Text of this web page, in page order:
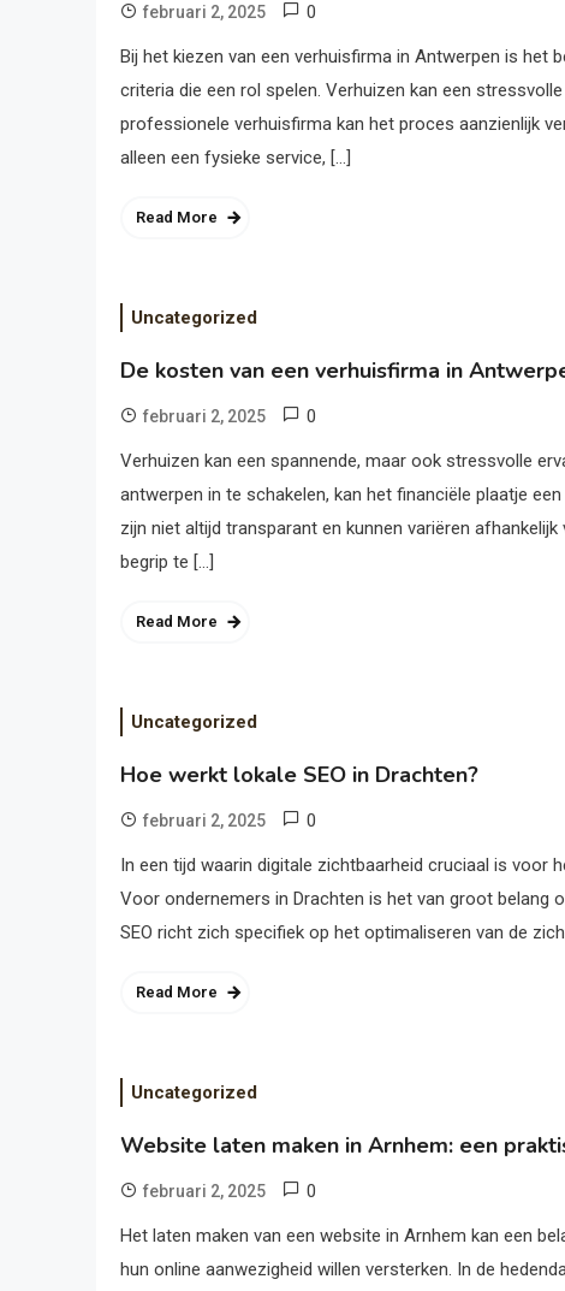
februari 2, 2025 0
Bij het kiezen van een verhuisfirma in Antwerpen is het
criteria die een rol spelen. Verhuizen kan een
professionele verhuisfirma kan het proces aanzienlijk
alleen een fysieke service, […]
Read More
Uncategorized
De kosten van een verhuisfirma in
februari 2, 2025 0
Verhuizen kan een spannende, maar ook stressvolle
antwerpen in te schakelen, kan het financiële plaatje
zijn niet altijd transparant en kunnen variëren
begrip te […]
Read More
Uncategorized
Hoe werkt lokale SEO in Drachten?
februari 2, 2025 0
In een tijd waarin digitale zichtbaarheid cruciaal is voor
Voor ondernemers in Drachten is het van groot belang
SEO richt zich specifiek op het optimaliseren van de
Read More
Uncategorized
Website laten maken in Arnhem: een
februari 2, 2025 0
Het laten maken van een website in Arnhem kan een
hun online aanwezigheid willen versterken. In de